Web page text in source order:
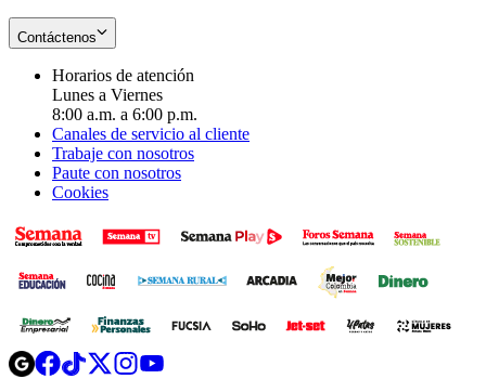
Contáctenos
Horarios de atención
Lunes a Viernes
8:00 a.m. a 6:00 p.m.
Canales de servicio al cliente
Trabaje con nosotros
Paute con nosotros
Cookies
OpensOpensOpensOpens